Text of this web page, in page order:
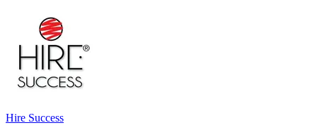
Hire Success